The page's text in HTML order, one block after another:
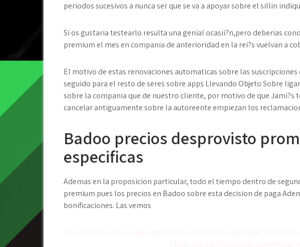
periodos sucesivos a nunca ser que se va a apoyar sobre el silli­n
Si os gustaria testearlo resulta una genial ocasii?n,pero deberias
premium el mes en compania de anterioridad en la rei?s vuelvan a
El motivo de estas renovaciones automaticas sobre las
seguido para el resto de seres sobre apps Llevando Objeto Sobre
sobre la compania que de nuestro cliente, por motivo de que Jami?s
cancelar antiguamente sobre la autoreente empiezan los
Badoo precios desprovisto
especificas
Ademas en la proposicion particular, todo el tiempo dentro de
premium pues los precios en Badoo sobre esta decision de paga
bonificaciones. Las vemos